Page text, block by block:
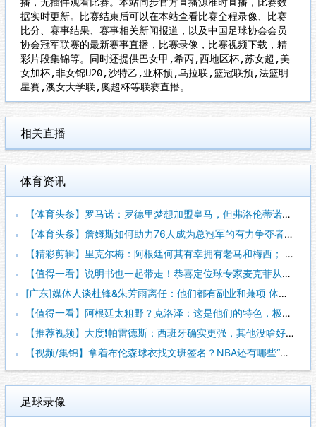
据实时更新。比赛结束后可以在本站查看比赛全程录像、比赛
比分、赛事结果、赛事相关新闻报道，以及中国足球协会会员
协会冠军联赛的最新赛事直播，比赛录像，比赛视频下载，精
彩片段集锦等。同时还提供巴女甲,希丙,西地区杯,苏女超,美
女加杯,非女锦U20,沙特乙,亚杯预,乌拉联,篮冠联预,法篮明
星賽,澳女大学联,奧超杯等联赛直播。
相关直播
体育资讯
【体育头条】罗马诺：罗德里梦想加盟皇马，但弗洛伦蒂诺尚未批准
【体育头条】詹姆斯如何助力76人成为总冠军的有力争夺者？组织
【精彩剪辑】里克尔梅：阿根廷何其有幸拥有老马和梅西； 体力充
【值得一看】说明书也一起带走！恭喜定位球专家麦克菲从维拉转投
[广东]媒体人谈杜锋&朱芳雨离任：他们都有副业和兼项 体育唯
【值得一看】阿根廷太粗野？克洛泽：这是他们的特色，极其强调对
【推荐视频】大度❗️帕雷德斯：西班牙确实更强，其他没啥好辟谣
【视频/集锦】拿着布伦森球衣找文班签名？NBA还有哪些“贴脸
足球录像